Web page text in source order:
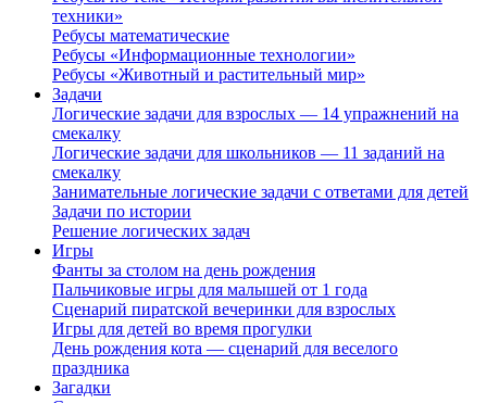
техники»
Ребусы математические
Ребусы «Информационные технологии»
Ребусы «Животный и растительный мир»
Задачи
Логические задачи для взрослых — 14 упражнений на
смекалку
Логические задачи для школьников — 11 заданий на
смекалку
Занимательные логические задачи с ответами для детей
Задачи по истории
Решение логических задач
Игры
Фанты за столом на день рождения
Пальчиковые игры для малышей от 1 года
Сценарий пиратской вечеринки для взрослых
Игры для детей во время прогулки
День рождения кота — сценарий для веселого
праздника
Загадки